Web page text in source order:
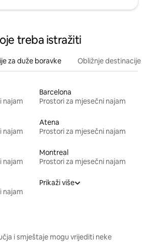
treba istražiti
za duže boravke Obližnje destinacije
najam
Barcelona
Prostori za mjesečni najam
najam
Atena
Prostori za mjesečni najam
najam
Montreal
Prostori za mjesečni najam
najam
Prikaži više
i smještaje mogu vrijediti neke